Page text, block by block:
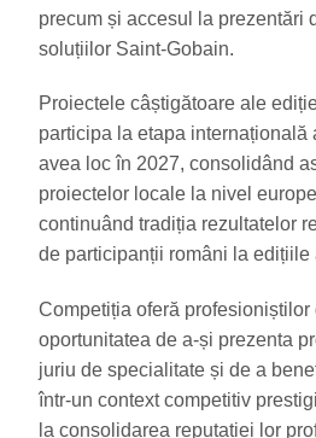
precum și accesul la prezentări
soluțiilor Saint-Gobain.
Proiectele câștigătoare ale
participa la etapa internațională
avea loc în 2027, consolidând
proiectelor locale la nivel
continuând tradiția rezultatelor
de participanții români la edițiile
Competiția oferă profesioniștilor
oportunitatea de a-și prezenta
juriu de specialitate și de a
într-un context competitiv
la consolidarea reputației lor